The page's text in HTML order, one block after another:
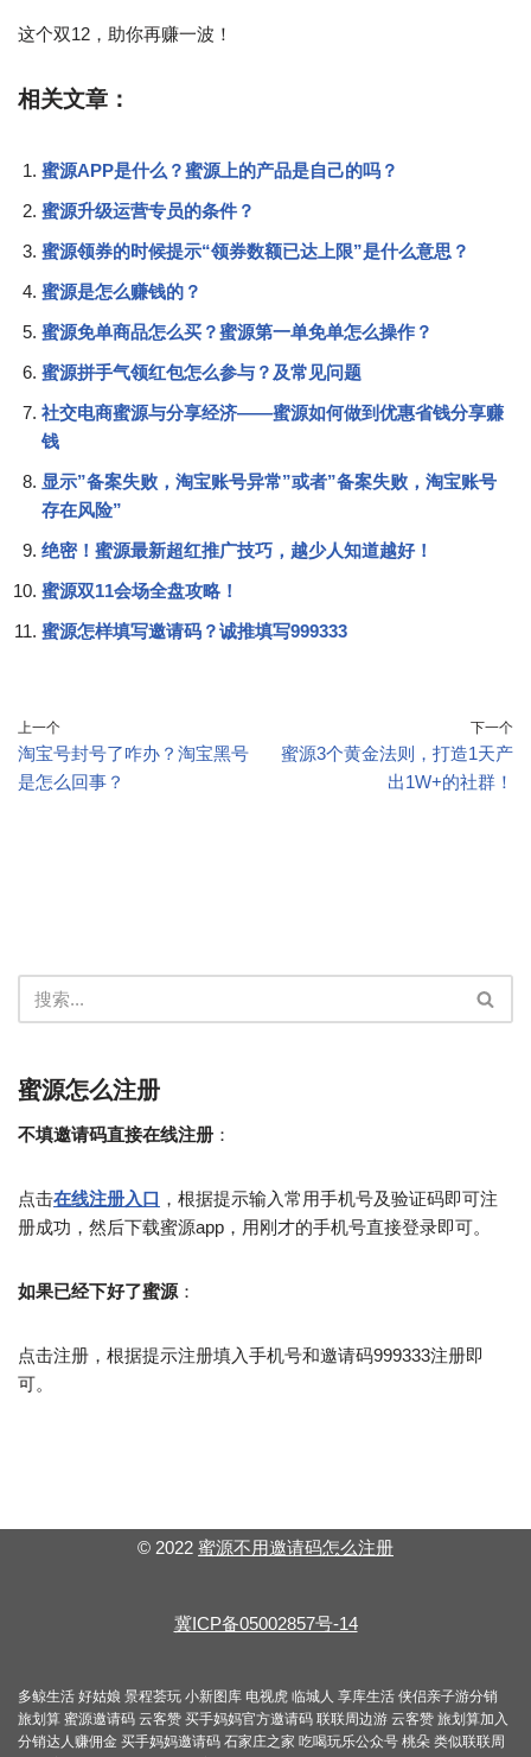
这个双12，助你再赚一波！
相关文章：
蜜源APP是什么？蜜源上的产品是自己的吗？
蜜源升级运营专员的条件？
蜜源领券的时候提示“领券数额已达上限”是什么意思？
蜜源是怎么赚钱的？
蜜源免单商品怎么买？蜜源第一单免单怎么操作？
蜜源拼手气领红包怎么参与？及常见问题
社交电商蜜源与分享经济——蜜源如何做到优惠省钱分享赚
钱
显示”备案失败，淘宝账号异常”或者”备案失败，淘宝账号
存在风险”
绝密！蜜源最新超红推广技巧，越少人知道越好！
蜜源双11会场全盘攻略！
蜜源怎样填写邀请码？诚推填写999333
上一个
淘宝号封号了咋办？淘宝黑号
是怎么回事？
下一个
蜜源3个黄金法则，打造1天产
出1W+的社群！
蜜源怎么注册
不填邀请码直接在线注册 ：
点击在线注册入口 ，根据提示输入常用手机号及验证码即可注
册成功，然后下载蜜源app，用刚才的手机号直接登录即可。
如果已经下好了蜜源 ：
点击注册，根据提示注册填入手机号和邀请码999333注册即
可。
© 2022 蜜源不用邀请码怎么注册
冀ICP备05002857号-14
多鲸生活 好姑娘 景程荟玩 小新图库 电视虎 临城人 享库生活 侠侣亲子游分销
旅划算 蜜源邀请码 云客赞 买手妈妈官方邀请码 联联周边游 云客赞 旅划算加入
分销达人赚佣金 买手妈妈邀请码 石家庄之家 吃喝玩乐公众号 桃朵 类似联联周